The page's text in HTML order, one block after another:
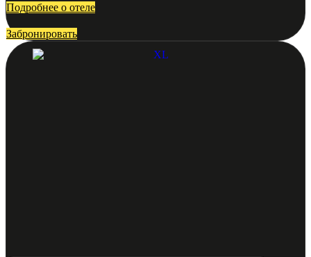
Подробнее о отеле
Забронировать